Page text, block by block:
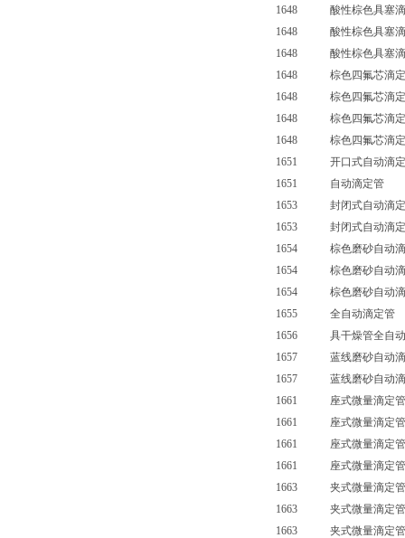
1648 酸性棕色具塞滴
1648 酸性棕色具塞滴
1648 酸性棕色具塞滴
1648 棕色四氟芯滴
1648 棕色四氟芯滴
1648 棕色四氟芯滴
1648 棕色四氟芯滴
1651 开口式自动滴
1651 自动滴定
1653 封闭式自动滴
1653 封闭式自动滴
1654 棕色磨砂自动
1654 棕色磨砂自动
1654 棕色磨砂自动
1655 全自动滴定
1656 具干燥管全自
1657 蓝线磨砂自动
1657 蓝线磨砂自动
1661 座式微量滴定
1661 座式微量滴定
1661 座式微量滴定
1661 座式微量滴定
1663 夹式微量滴定
1663 夹式微量滴定
1663 夹式微量滴定